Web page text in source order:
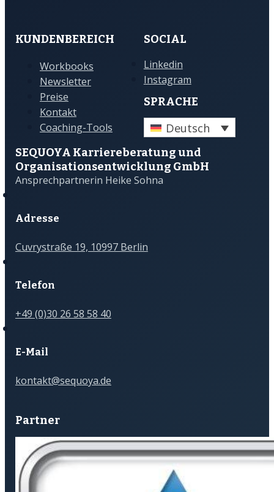
KUNDENBEREICH
Workbooks
Newsletter
Preise
Kontakt
Coaching-Tools
SOCIAL
Linkedin
Instagram
SPRACHE
Deutsch
SEQUOYA Karriere­­beratung und
Organisations­­entwicklung GmbH
Ansprechpartnerin Heike Sohna
Adresse
Cuvrystraße 19, 10997 Berlin
Telefon
+49 (0)30 26 58 58 40
E-Mail
kontakt@sequoya.de
Partner